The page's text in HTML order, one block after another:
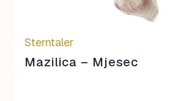
Sterntaler
Mazilica – Mjesec